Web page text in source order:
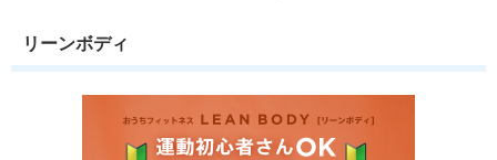
リーンボディ